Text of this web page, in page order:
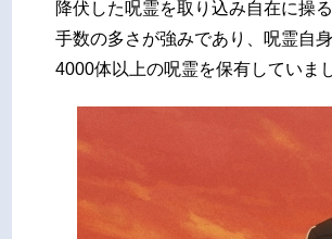
降伏した呪霊を取り込み自在に操
手数の多さが強みであり、呪霊自
4000体以上の呪霊を保有していま